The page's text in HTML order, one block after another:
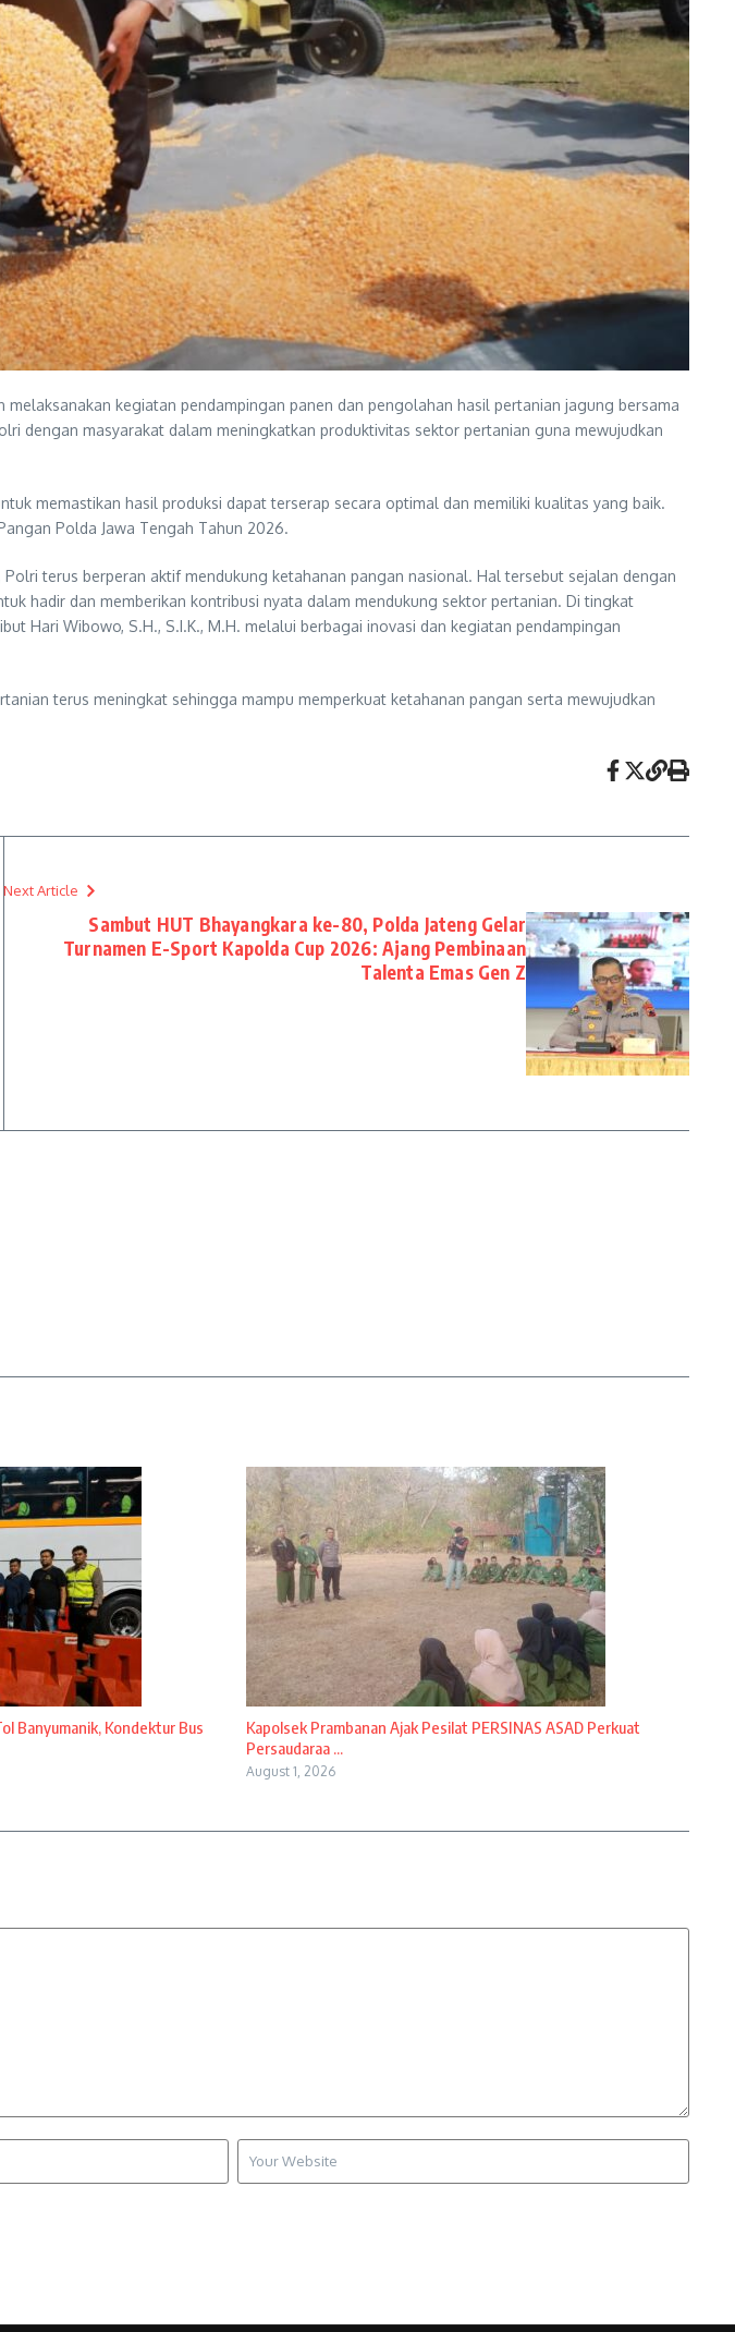
kegiatan pendampingan panen dan pengolahan hasil pertanian jagung bersama
dengan masyarakat dalam meningkatkan produktivitas sektor pertanian guna mewujudkan
memastikan hasil produksi dapat terserap secara optimal dan memiliki kualitas yang baik.
Polda Jawa Tengah Tahun 2026.
terus berperan aktif mendukung ketahanan pangan nasional. Hal tersebut sejalan dengan
hadir dan memberikan kontribusi nyata dalam mendukung sektor pertanian. Di tingkat
Hari Wibowo, S.H., S.I.K., M.H. melalui berbagai inovasi dan kegiatan pendampingan
terus meningkat sehingga mampu memperkuat ketahanan pangan serta mewujudkan
Next Article
Sambut HUT Bhayangkara ke-80, Polda Jateng Gelar
Turnamen E-Sport Kapolda Cup 2026: Ajang Pembinaan
Talenta Emas Gen Z
Banyumanik, Kondektur Bus
Kapolsek Prambanan Ajak Pesilat PERSINAS ASAD Perkuat
Persaudaraa ...
August 1, 2026